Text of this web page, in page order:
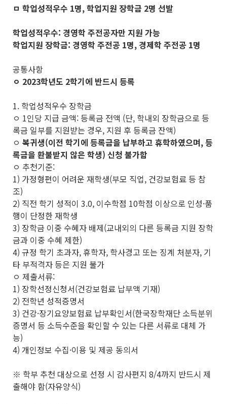
ㅁ 학업성적우수 1명, 학업지원 장학금 2명 선발
학업성적우수: 경영학 주전공자만 지원 가능
학업지원 장학금: 경영학 주전공 1명, 경제학 주전공 1명
공통사항
ㅇ 2023학년도 2학기에 반드시 등록
1. 학업성적우수 장학금
ㅇ 1인당 지급 금액: 등록금 전액 (단, 학내외 장학금으로 등
록금 일부를 지원받는 경우, 지원 후 등록금 잔액)
ㅇ 복귀생(이전 학기에 등록금을 납부하고 휴학하였으며, 등
록금을 환불받지 않은 학생) 신청 불가함
ㅇ 추천기준:
1) 가정형편이 어려운 재학생(부모 직업, 건강보험료 등 참
조)
2) 직전 학기 성적이 3.0, 이수학점 10학점 이상으로 인성·품
행이 단정한 재학생
3) 장학금 이중 수혜자 배제(교내외의 다른 등록금 지원 장학
금과 이중 수혜 제한)
4) 규정 학기 초과자, 휴학자, 학사경고 또는 징계 처분자, 기
타 부적격자 등은 지원 불가
ㅇ 제출서류:
1) 장학선정신청서(건강보험료 납부액 기재)
2) 전학년 성적증명서
3) 건강·장기요양보험료 납부확인서(한국장학재단 소득분위
증명서 등 소득수준을 확인할 수 있는 다른 서류로 대체 가
능)
4) 개인정보 수집·이용 및 제공 동의서
※ 학부 추천 대상으로 선정 시 감사편지 8/4까지 반드시 제
출해야 함(자유양식)